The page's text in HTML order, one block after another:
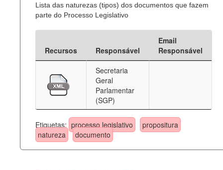
Lista das naturezas (tipos) dos documentos que fazem
parte do Processo Legislativo
Recursos Responsável
Email
Responsável
Secretaria
Geral
Parlamentar
(SGP)
Etiquetas: processo legislativo
propositura
natureza
documento